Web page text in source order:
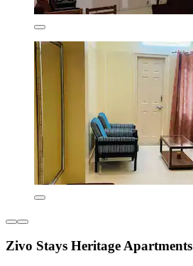
Zivo Stays Heritage Apartments